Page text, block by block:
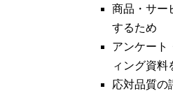
商品・サー
するため
アンケート
ィング資料
応対品質の